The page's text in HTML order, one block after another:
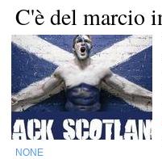
C'è del marcio
NONE